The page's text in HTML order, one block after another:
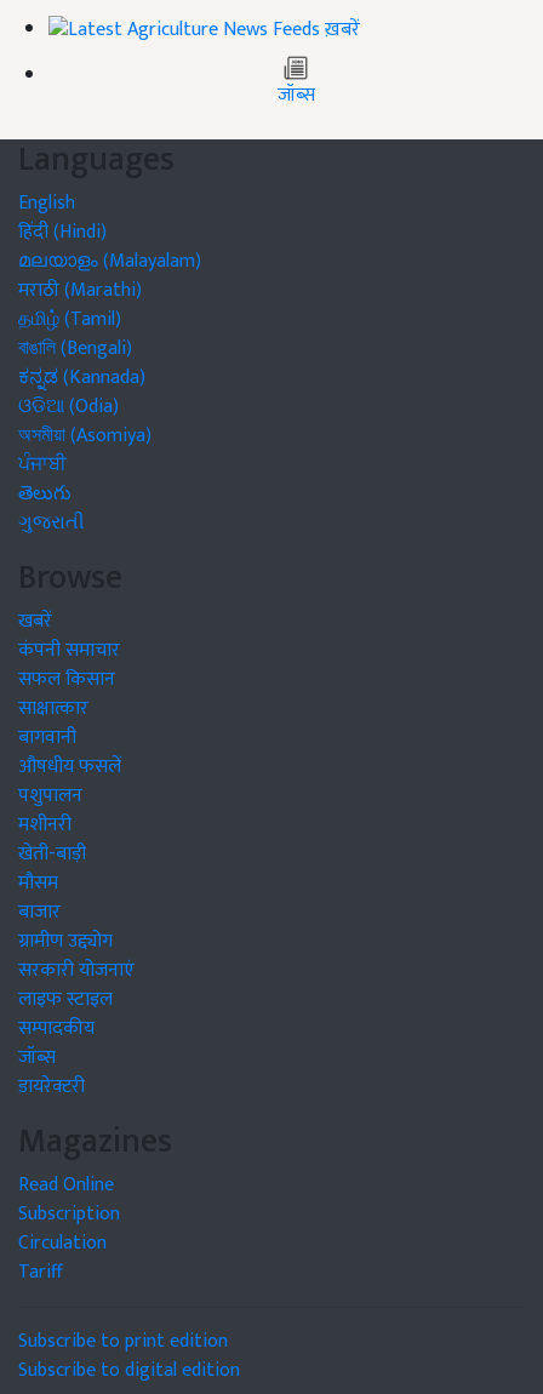
ख़बरें
जॉब्स
Languages
English
हिंदी (Hindi)
മലയാളം (Malayalam)
मराठी (Marathi)
தமிழ் (Tamil)
বাঙালি (Bengali)
ಕನ್ನಡ (Kannada)
ଓଡିଆ (Odia)
অসমীয়া (Asomiya)
ਪੰਜਾਬੀ
తెలుగు
ગુજરાતી
Browse
खबरें
कंपनी समाचार
सफल किसान
साक्षात्कार
बागवानी
औषधीय फसलें
पशुपालन
मशीनरी
खेती-बाड़ी
मौसम
बाजार
ग्रामीण उद्द्योग
सरकारी योजनाएं
लाइफ स्टाइल
सम्पादकीय
जॉब्स
डायरेक्टरी
Magazines
Read Online
Subscription
Circulation
Tariff
Subscribe to print edition
Subscribe to digital edition